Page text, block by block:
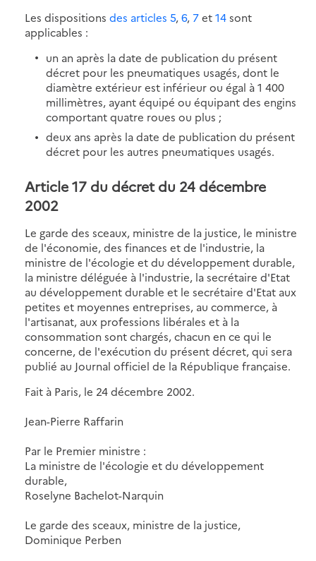
Les dispositions des articles 5,6, 7et14sont
applicables :
un an après la date de publication du présent
décret pour les pneumatiques usagés, dont le
diamètre extérieur est inférieur ou égal à 1 400
millimètres, ayant équipé ou équipant des engins
comportant quatre roues ou plus ;
deux ans après la date de publication du présent
décret pour les autres pneumatiques usagés.
Article 17 du décret du 24 décembre
2002
Le garde des sceaux, ministre de la justice, le ministre
de l'économie, des finances et de l'industrie, la
ministre de l'écologie et du développement durable,
la ministre déléguée à l'industrie, la secrétaire d'Etat
au développement durable et le secrétaire d'Etat aux
petites et moyennes entreprises, au commerce, à
l'artisanat, aux professions libérales et à la
consommation sont chargés, chacun en ce qui le
concerne, de l'exécution du présent décret, qui sera
publié au Journal officiel de la République française.
Fait à Paris, le 24 décembre 2002.
Jean-Pierre Raffarin
Par le Premier ministre :
La ministre de l'écologie et du développement
durable,
Roselyne Bachelot-Narquin
Le garde des sceaux, ministre de la justice,
Dominique Perben